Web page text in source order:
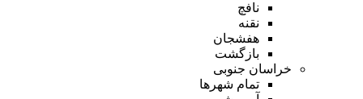
نافچ
نقنه
هفشجان
بازگشت
خراسان جنوبی
تمام شهر‌ها